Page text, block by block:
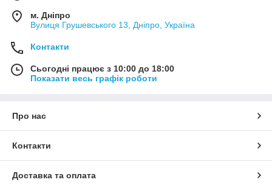
м. Дніпро
Вулиця Грушевського 13, Дніпро, Україна
Контакти
Сьогодні працює з 10:00 до 18:00
Показати весь графік роботи
Про нас
Контакти
Доставка та оплата